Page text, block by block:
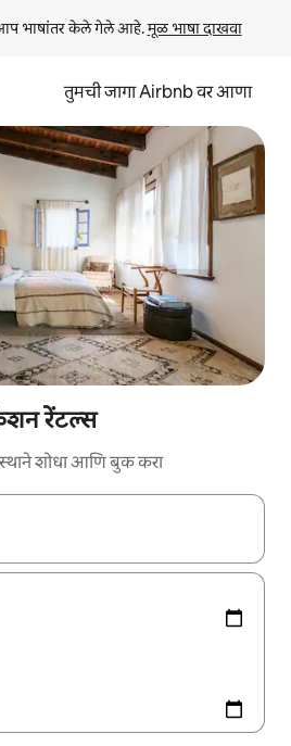
भाषांतर केले गेले आहे. मूळ भाषा दाखवा
तुमची जागा Airbnb वर आणा
रेंटल्स
शोधा आणि बुक करा
तेव्हा वरच्या आणि खाली बाणांच्या किजसह